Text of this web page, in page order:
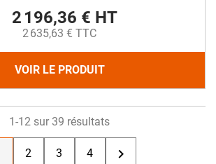
2 196,36 € HT
2 635,63 € TTC
VOIR LE PRODUIT
1-12 sur 39 résultats
2 3 4 